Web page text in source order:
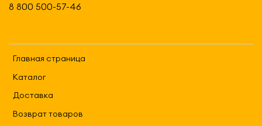
Главная страница
Каталог
Доставка
Возврат товаров
8 800 500-57-46